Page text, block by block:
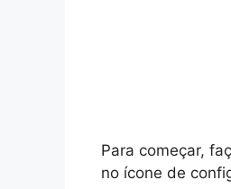
Para começar,
no ícone de